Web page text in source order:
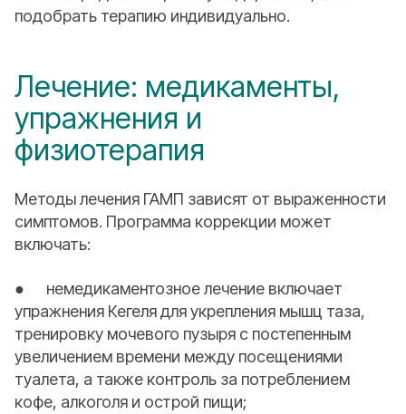
подобрать терапию индивидуально.
Лечение: медикаменты,
упражнения и
физиотерапия
Методы лечения ГАМП зависят от выраженности
симптомов. Программа коррекции может
включать:
● немедикаментозное лечение включает
упражнения Кегеля для укрепления мышц таза,
тренировку мочевого пузыря с постепенным
увеличением времени между посещениями
туалета, а также контроль за потреблением
кофе, алкоголя и острой пищи;